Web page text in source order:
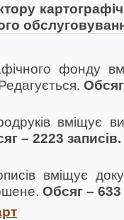
фонду
вміщує
– 2223 записів.
вміщує
Обсяг –